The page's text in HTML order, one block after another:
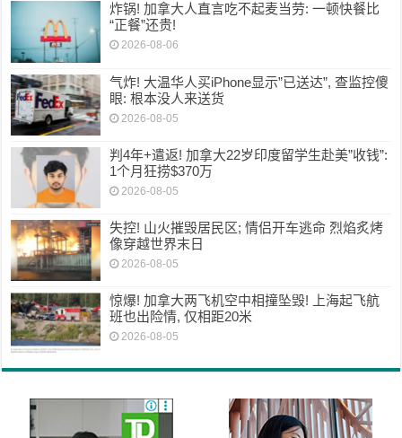
炸锅! 加拿大人直言吃不起麦当劳: 一顿快餐比
“正餐”还贵!
2026-08-06
气炸! 大温华人买iPhone显示”已送达”, 查监控傻
眼: 根本没人来送货
2026-08-05
判4年+遣返! 加拿大22岁印度留学生赴美”收钱”:
1个月狂捞$370万
2026-08-05
失控! 山火摧毁居民区; 情侣开车逃命 烈焰炙烤
像穿越世界末日
2026-08-05
惊爆! 加拿大两飞机空中相撞坠毁! 上海起飞航
班也出险情, 仅相距20米
2026-08-05